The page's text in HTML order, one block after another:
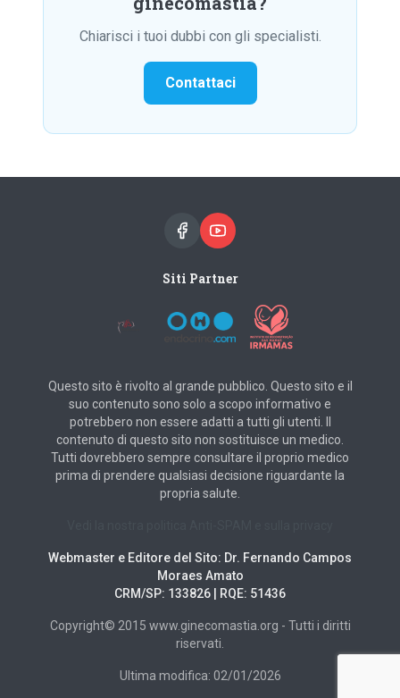
Chiarisci i tuoi dubbi con gli specialisti.
Contattaci
Siti Partner
Questo sito è rivolto al grande pubblico. Questo sito e il
suo contenuto sono solo a scopo informativo e
potrebbero non essere adatti a tutti gli utenti. Il
contenuto di questo sito non sostituisce un medico.
Tutti dovrebbero sempre consultare il proprio medico
prima di prendere qualsiasi decisione riguardante la
propria salute.
Webmaster e Editore del Sito: Dr. Fernando Campos
Moraes Amato
CRM/SP: 133826 | RQE: 51436
Copyright© 2015 www.ginecomastia.org - Tutti i diritti
riservati.
Ultima modifica: 02/01/2026